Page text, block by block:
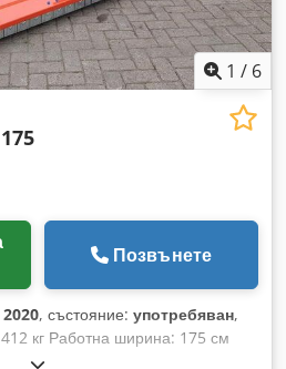
1 / 6
Позвънете
2020, състояние: употребяван,
кг Работна ширина: 175 см